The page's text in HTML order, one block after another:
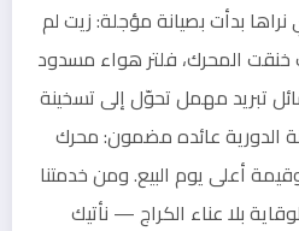
بدأت بصيانة مؤجلة: زيت لم
المحرك، فلتر هواء مسدود
تبريد مهمل تحوّل إلى تسخينة
الدورية عائده مضمون: محرك
أعلى يوم البيع. ومن خدمتنا
بلا عناء الكراج — نأتيك